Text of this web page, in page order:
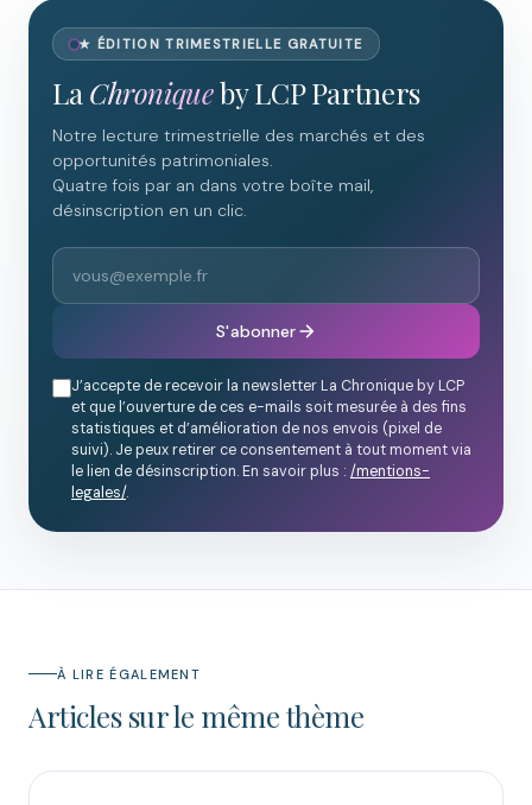
★ ÉDITION TRIMESTRIELLE GRATUITE
La Chroniqueby LCP Partners
Notre lecture trimestrielle des marchés et des
opportunités patrimoniales.
Quatre fois par an dans votre boîte mail,
désinscription en un clic.
S'abonner
J’accepte de recevoir la newsletter La Chronique by LCP
et que l’ouverture de ces e-mails soit mesurée à des fins
statistiques et d’amélioration de nos envois (pixel de
suivi). Je peux retirer ce consentement à tout moment via
le lien de désinscription. En savoir plus : /mentions-
legales/.
À LIRE ÉGALEMENT
Articles sur le même thème